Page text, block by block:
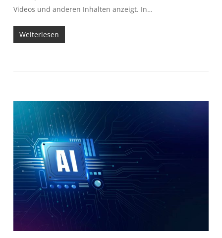
Videos und anderen Inhalten anzeigt. In…
Weiterlesen